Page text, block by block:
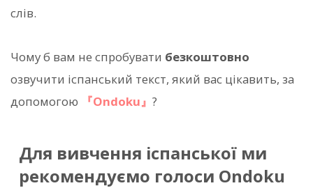
слів.
Чому б вам не спробувати безкоштовно
озвучити іспанський текст, який вас цікавить, за
допомогою
『Ondoku』 ?
Для вивчення іспанської ми
рекомендуємо голоси Ondoku